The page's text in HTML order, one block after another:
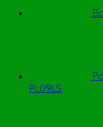
PL09LS